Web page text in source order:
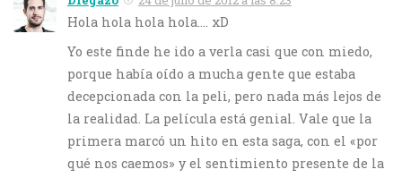
Hola hola hola hola…. xD
Yo este finde he ido a verla casi que con miedo,
porque había oído a mucha gente que estaba
decepcionada con la peli, pero nada más lejos de
la realidad. La película está genial. Vale que la
primera marcó un hito en esta saga, con el «por
qué nos caemos» y el sentimiento presente de la